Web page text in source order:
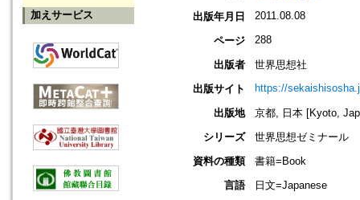
加えサービス
出版年月日
2011.08.08
ページ 288
出版者
世界思想社
出版サイト
https://
出版地
京都, 日本 [Kyoto,
シリーズ
世界思想ゼミナール
資料の種類
書籍=Book
言語
日文=Japanese